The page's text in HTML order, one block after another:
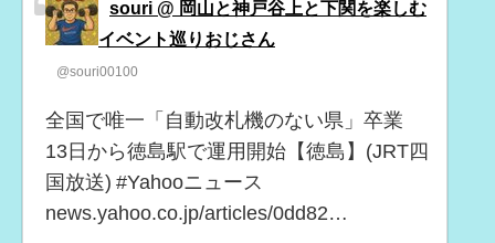
souri @ 岡山と神戸谷上と下関を楽しむ
イベント巡りおじさん
@souri00100
全国で唯一「自動改札機のない県」卒業
13日から徳島駅で運用開始【徳島】(JRT四
国放送) #Yahooニュース
news.yahoo.co.jp/articles/0dd82…